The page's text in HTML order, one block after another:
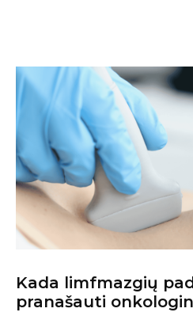
Kada limfmazgių
pranašauti